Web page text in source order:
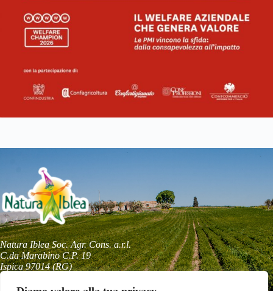
Natura Iblea Soc. Agr. Cons. a.r.l.
C.da Marabino C.P. 19
Ispica 97014 (RG)
+39 0932955696
naturaiblea@naturaiblea.it